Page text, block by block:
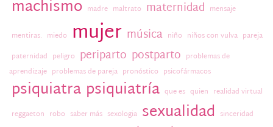
machismo madre maltrato maternidad mensaje
mentiras. miedo mujer música niño niños con vulva pareja
paternidad peligro periparto postparto problemas de
aprendizaje problemas de pareja pronóstico psicofármacos
psiquiatra psiquiatría que es quien realidad virtual
reggaeton robo saber más sexologia sexualidad sinceridad